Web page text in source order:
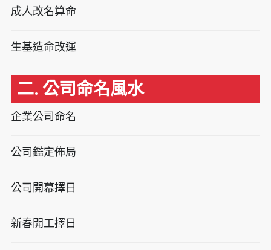
成人改名算命
生基造命改運
二. 公司命名風水
企業公司命名
公司鑑定佈局
公司開幕擇日
新春開工擇日